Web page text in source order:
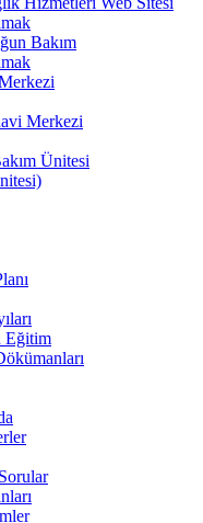
Bakım
Merkezi
Ünitesi
Eğitim